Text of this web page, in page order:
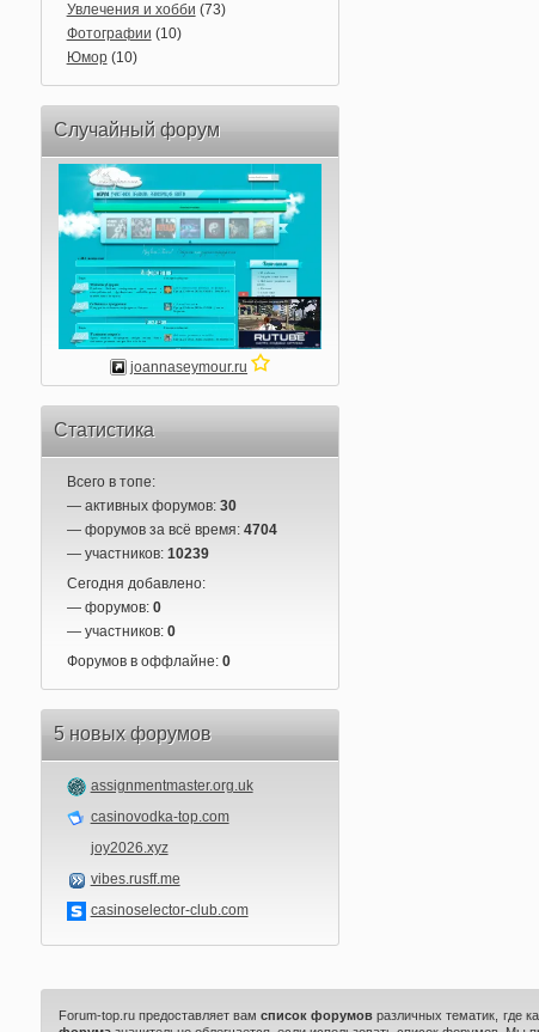
Увлечения и хобби (73)
Фотографии (10)
Юмор(10)
Случайный форум
joannaseymour.ru
Статистика
Всего в топе:
— активных форумов: 30
— форумов за всё время: 4704
— участников: 10239
Сегодня добавлено:
— форумов: 0
— участников: 0
Форумов в оффлайне: 0
5 новых форумов
assignmentmaster.org.uk
casinovodka-top.com
joy2026.xyz
vibes.rusff.me
casinoselector-club.com
Forum-top.ru предоставляет вамсписок форумов различных тематик, где